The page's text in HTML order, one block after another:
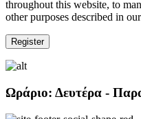
throughout this website, to
other purposes described in our
Register
Ωράριο: Δευτέρα -